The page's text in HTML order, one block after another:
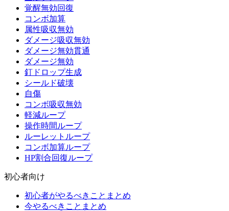
覚醒無効回復
コンボ加算
属性吸収無効
ダメージ吸収無効
ダメージ無効貫通
ダメージ無効
釘ドロップ生成
シールド破壊
自傷
コンボ吸収無効
軽減ループ
操作時間ループ
ルーレットループ
コンボ加算ループ
HP割合回復ループ
初心者向け
初心者がやるべきことまとめ
今やるべきことまとめ